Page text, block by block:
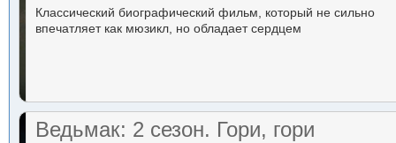
Классический биографический фильм, который не сильно
впечатляет как мюзикл, но обладает сердцем
Ведьмак: 2 сезон. Гори, гори